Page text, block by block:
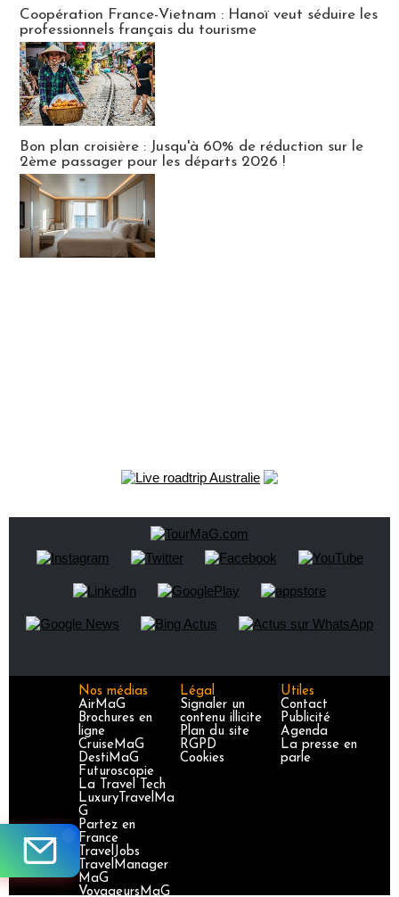
Coopération France-Vietnam : Hanoï veut séduire les
professionnels français du tourisme
Bon plan croisière : Jusqu'à 60% de réduction sur le
2ème passager pour les départs 2026 !
Nos médias
AirMaG
Brochures en
ligne
CruiseMaG
DestiMaG
Futuroscopie
La Travel Tech
LuxuryTravelMa
G
Partez en
France
TravelJobs
TravelManager
MaG
VoyageursMaG
Légal
Signaler un
contenu illicite
Plan du site
RGPD
Cookies
Utiles
Contact
Publicité
Agenda
La presse en
parle